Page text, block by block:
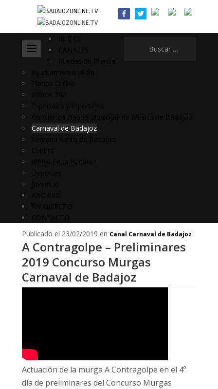
Carnaval de Badajoz
Publicado el 23/02/2019 en Canal Carnaval de Badajoz
A Contragolpe – Preliminares
2019 Concurso Murgas
Carnaval de Badajoz
Actuación de la murga A Contragolpe en el 4º
día de preliminares del Concurso Murgas